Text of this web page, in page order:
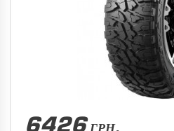
6426 ГРН.